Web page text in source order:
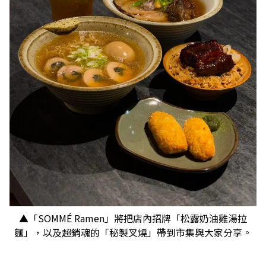
▲「SOMMÉ Ramen」將把店內招牌「松露奶油雞湯拉
麵」，以及超銷魂的「秘製叉燒」帶到市集與大家分享。